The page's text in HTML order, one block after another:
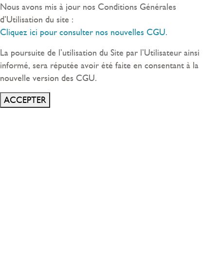
Nous avons mis à jour nos Conditions Générales
d’Utilisation du site :
Cliquez ici pour consulter nos nouvelles CGU.
La poursuite de l’utilisation du Site par l’Utilisateur ainsi
informé, sera réputée avoir été faite en consentant à la
nouvelle version des CGU.
ACCEPTER